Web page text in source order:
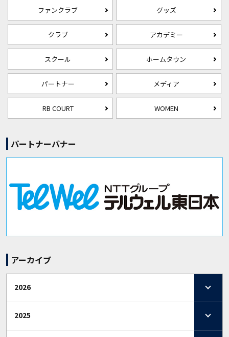
ファンクラブ グッズ
クラブ アカデミー
スクール ホームタウン
パートナー メディア
RB COURT WOMEN
パートナーバナー
アーカイブ
2026
2025